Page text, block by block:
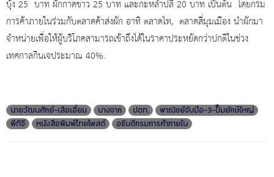
บุ้ง 25 บาท ผักกาดขาว 25 บาท และกะหล่ำปลี 20 บาท เป็นต้น โดยกรม
การค้าภายในร่วมกับตลาดค้าส่งผัก อาทิ ตลาดไท, ตลาดสี่มุมเมือง นำผักมา
จำหน่ายเพื่อให้ผู้บริโภคสามารถเข้าถึงได้ในราคาประหยัดกว่าปกติในช่วง
เทศกาลกินเจประมาณ 40%.
นายวัฒนศักย์-เสือเอี่ยม บางจาก ปตท.
พาณิชย์จับมือ-3-ปั๊มยักษ์ใหญ่
พีทีจี
หนังสือพิมพ์ไทยโพสต์ อธิบดีกรมการค้าภายใน